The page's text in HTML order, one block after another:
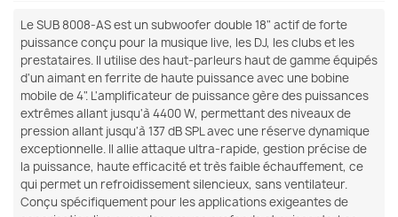
Le SUB 8008-AS est un subwoofer double 18" actif de forte
puissance conçu pour la musique live, les DJ, les clubs et les
prestataires. Il utilise des haut-parleurs haut de gamme équipés
d'un aimant en ferrite de haute puissance avec une bobine
mobile de 4". L'amplificateur de puissance gère des puissances
extrêmes allant jusqu'à 4400 W, permettant des niveaux de
pression allant jusqu'à 137 dB SPL avec une réserve dynamique
exceptionnelle. Il allie attaque ultra-rapide, gestion précise de
la puissance, haute efficacité et très faible échauffement, ce
qui permet un refroidissement silencieux, sans ventilateur.
Conçu spécifiquement pour les applications exigeantes de